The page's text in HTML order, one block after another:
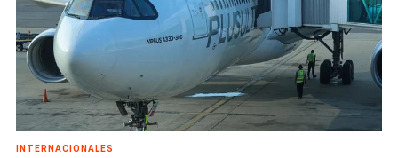
INTERNACIONALES